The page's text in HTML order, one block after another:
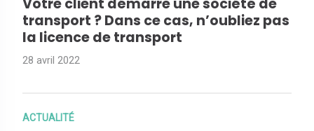
transport ? Dans ce cas, n’oubliez pas
la licence de transport
28 avril 2022
ACTUALITÉ